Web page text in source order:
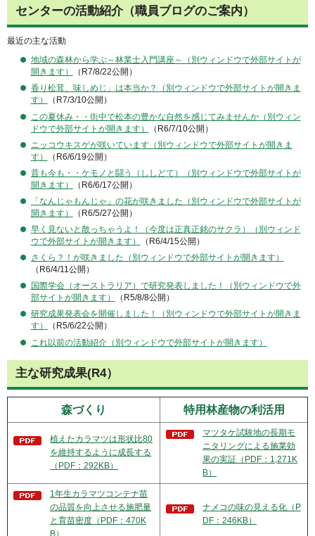
センターの活動紹介（職員ブログのご案内）
最近の主な活動
地域の森林から学ぶ～林業士入門講座～（別ウィンドウで外部サイトが
開きます）
（R7/8/22公開）
香り松茸、味しめじ」は本当か？（別ウィンドウで外部サイトが開きま
す）
（R7/3/10公開）
この夏休み・・街中で松本の豊かな自然を感じてみませんか（別ウィン
ドウで外部サイトが開きます）
（R6/7/10公開）
ニッコウキスゲが咲いています（別ウィンドウで外部サイトが開きま
す）
（R6/6/19公開）
昔も今も・・ケモノと闘う（ししどて）（別ウィンドウで外部サイトが
開きます）
（R6/6/17公開）
「なんじゃもんじゃ」の花が咲きました（別ウィンドウで外部サイトが
開きます）
（R6/5/27公開）
早く見ないと散っちゃうよ！（今度は正真正銘のサクラ）（別ウィンド
ウで外部サイトが開きます）
（R6/4/15公開）
さくら？！が咲きました（別ウィンドウで外部サイトが開きます）
（R6/4/11公開）
国際学会（オーストラリア）で研究発表しました！（別ウィンドウで外
部サイトが開きます）
（R5/8/8公開）
研究成果発表会を開催しました！（別ウィンドウで外部サイトが開きま
す）
（R5/6/22公開）
これ以前の活動紹介（別ウィンドウで外部サイトが開きます）
主な研究成果(R4）
森づくり 特用林産物の利活用
植えたカラマツは形状比80
を維持するように成長する
（PDF：292KB）
マツタケ試験地の長期モ
ニタリングによる施業効
果の実証（PDF：1,271K
B）
1年生カラマツコンテナ苗
の品質を向上させる施肥量
と育苗密度（PDF：470K
B）
ナメコの味の見える化（P
DF：246KB）